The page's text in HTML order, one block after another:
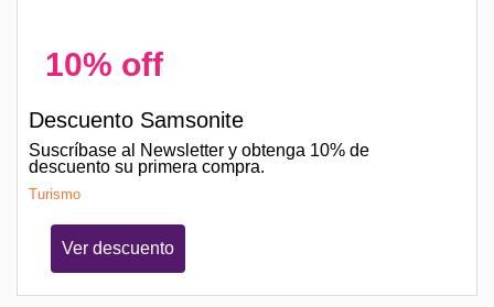
10% off
Descuento Samsonite
Suscríbase al Newsletter y obtenga 10% de
descuento su primera compra.
Turismo
Ver descuento